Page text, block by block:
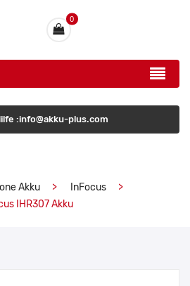
0
:info@akku-plus.com
Akku
InFocus
IHR307 Akku